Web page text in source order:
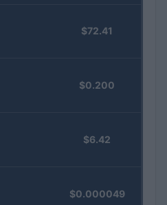
$72.41
$0.200
$6.42
$0.000049